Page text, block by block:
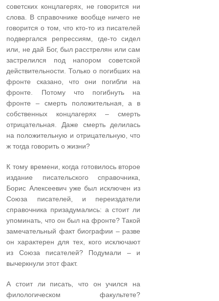
советских концлагерях, не говорится ни
слова. В справочнике вообще ничего не
говорится о том, что кто-то из писателей
подвергался репрессиям, где-то сидел
или, не дай Бог, был расстрелян или сам
застрелился под напором советской
действительности. Только о погибших на
фронте сказано, что они погибли на
фронте. Потому что погибнуть на
фронте – смерть положительная, а в
собственных концлагерях – смерть
отрицательная. Даже смерть делилась
на положительную и отрицательную, что
ж тогда говорить о жизни?
К тому времени, когда готовилось второе
издание писательского справочника,
Борис Алексеевич уже был исключен из
Союза писателей, и переиздатели
справочника призадумались: а стоит ли
упоминать, что он был на фронте? Такой
замечательный факт биографии – разве
он характерен для тех, кого исключают
из Союза писателей? Подумали – и
вычеркнули этот факт.
А стоит ли писать, что он учился на
филологическом факультете?